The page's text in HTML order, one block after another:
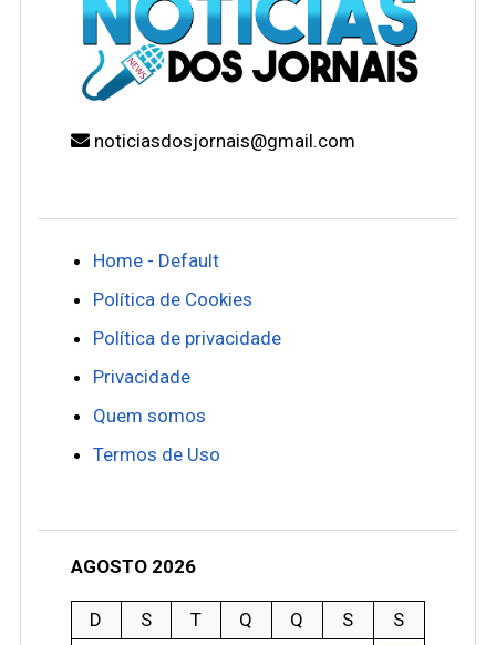
noticiasdosjornais@gmail.com
Home - Default
Política de Cookies
Política de privacidade
Privacidade
Quem somos
Termos de Uso
AGOSTO 2026
D S T Q Q S
S